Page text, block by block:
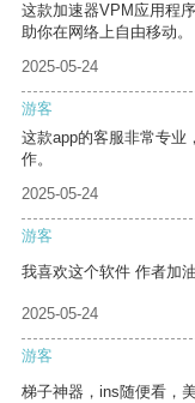
这款加速器VPM应用程
助你在网络上自由移动。
2025-05-24
游客
这款app的客服非常专业
作。
2025-05-24
游客
我喜欢这个软件 作者加油
2025-05-24
游客
梯子神器，ins随便看，